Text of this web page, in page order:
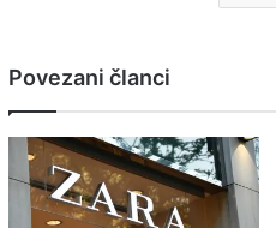
Povezani članci